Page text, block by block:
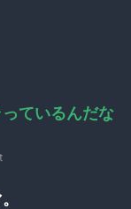
ているんだな